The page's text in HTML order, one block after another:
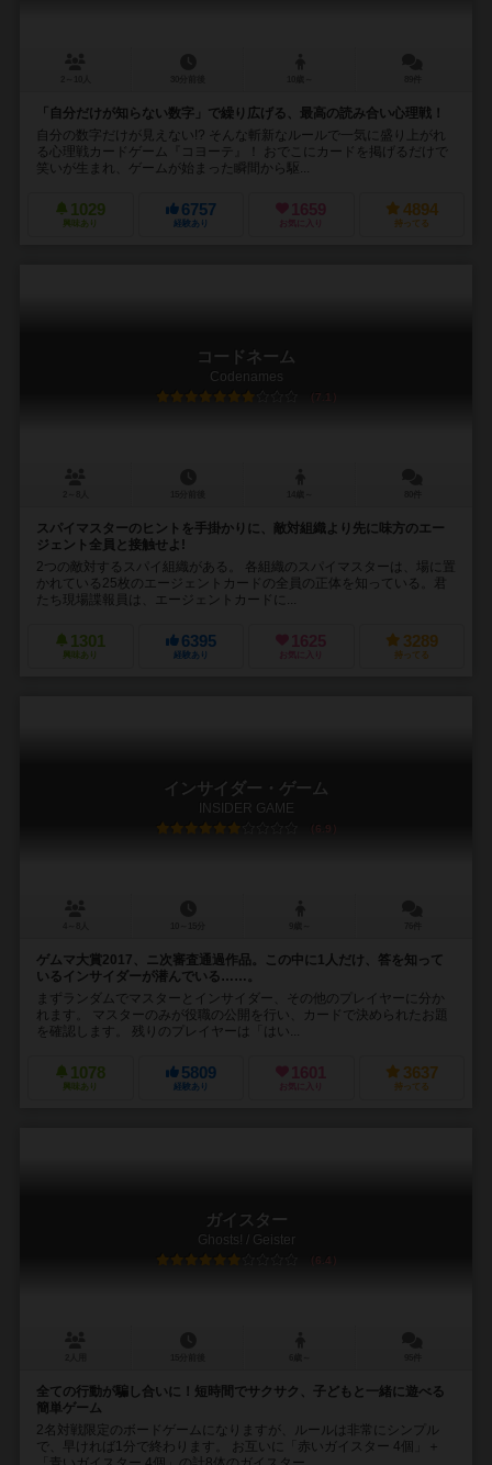
「自分だけが知らない数字」で繰り広げる、最高の読み合い心理戦！
自分の数字だけが見えない!? そんな斬新なルールで一気に盛り上がれ
る心理戦カードゲーム『コヨーテ』！ おでこにカードを掲げるだけで
笑いが生まれ、ゲームが始まった瞬間から駆...
1029
興味あり
6757
経験あり
1659
お気に入り
4894
持ってる
コードネーム
Codenames
7.1
スパイマスターのヒントを手掛かりに、敵対組織より先に味方のエー
ジェント全員と接触せよ!
2つの敵対するスパイ組織がある。 各組織のスパイマスターは、場に置
かれている25枚のエージェントカードの全員の正体を知っている。君
たち現場諜報員は、エージェントカードに...
1301
興味あり
6395
経験あり
1625
お気に入り
3289
持ってる
インサイダー・ゲーム
INSIDER GAME
6.9
ゲムマ大賞2017、ニ次審査通過作品。この中に1人だけ、答を知って
いるインサイダーが潜んでいる……。
まずランダムでマスターとインサイダー、その他のプレイヤーに分か
れます。 マスターのみが役職の公開を行い、カードで決められたお題
を確認します。 残りのプレイヤーは「はい...
1078
興味あり
5809
経験あり
1601
お気に入り
3637
持ってる
ガイスター
Ghosts! / Geister
6.4
全ての行動が騙し合いに！短時間でサクサク、子どもと一緒に遊べる
簡単ゲーム
2名対戦限定のボードゲームになりますが、ルールは非常にシンプル
で、早ければ1分で終わります。 お互いに「赤いガイスター 4個」＋